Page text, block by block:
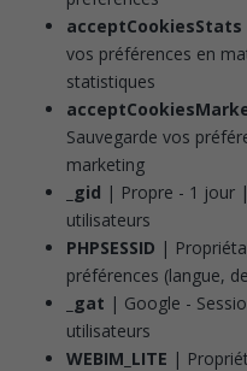
acceptCookiesStats
vos préférences en
statistiques
Sauvegarde vos
marketing
_gid | Propre - 1 jour
utilisateurs
PHPSESSID |
préférences (langue,
_gat | Google -
utilisateurs
WEBIM_LITE |